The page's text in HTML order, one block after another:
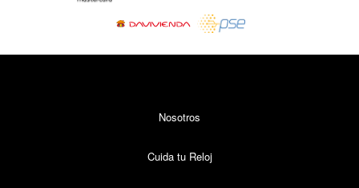
Nosotros
Cuida tu Reloj